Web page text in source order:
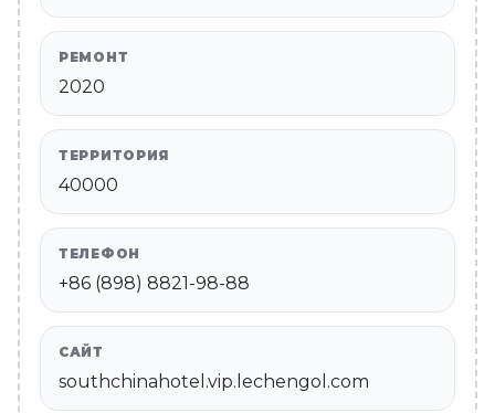
РЕМОНТ
2020
ТЕРРИТОРИЯ
40000
ТЕЛЕФОН
+86 (898) 8821-98-88
САЙТ
southchinahotel.vip.lechengol.com